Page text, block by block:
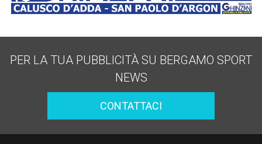
PER LA TUA PUBBLICITÀ SU BERGAMO SPORT
NEWS
CONTATTACI